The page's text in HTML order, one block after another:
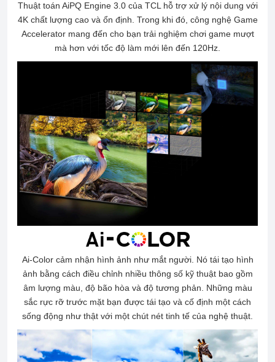
Thuật toán AiPQ Engine 3.0 của TCL hỗ trợ xử lý nội dung với
4K chất lượng cao và ổn định. Trong khi đó, công nghệ Game
Accelerator mang đến cho bạn trải nghiệm chơi game mượt
mà hơn với tốc độ làm mới lên đến 120Hz.
Ai-Color cảm nhận hình ảnh như mắt người. Nó tái tạo hình
ảnh bằng cách điều chỉnh nhiều thông số kỹ thuật bao gồm
âm lượng màu, độ bão hòa và độ tương phản. Những màu
sắc rực rỡ trước mặt bạn được tái tạo và cố định một cách
sống động như thật với một chút nét tinh tế của nghệ thuật.